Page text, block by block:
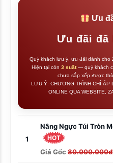
Ưu
Ưu đãi đã
Quý khách lưu ý, ưu đãi dành cho
Hiện tại còn 3 suất— quý khách
chưa sắp xếp được
LƯU Ý: CHƯƠNG TRÌNH CHỈ ÁP
ONLINE QUA WEBSITE,
1
Nâng Ngực Túi Tròn
HOT
Giá Gốc 80.000.000đ